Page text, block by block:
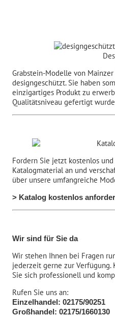
Grabstein-Modelle von
designgeschützt. Sie haben
einzigartiges Produkt zu
Qualitätsniveau gefertigt
Fordern Sie jetzt kostenlos
Katalogmaterial an und
über unsere umfangreiche
> Katalog kostenlos
Wir sind für Sie da
Wir stehen Ihnen bei Fragen
jederzeit gerne zur Verfügung.
Sie sich professionell und
Rufen Sie uns an:
Einzelhandel: 02175/90251
Großhandel: 02175/1660130